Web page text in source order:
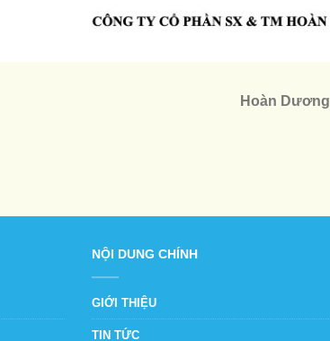
Hoàn Dương
NỘI DUNG CHÍNH
GIỚI THIỆU
TIN TỨC